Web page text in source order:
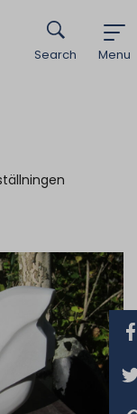
Menu
Search